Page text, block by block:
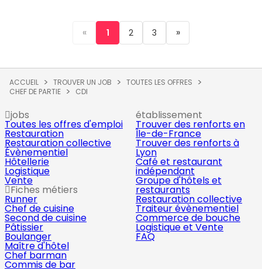
« 1 2 3 »
ACCUEIL TROUVER UN JOB
TOUTES LES OFFRES
CHEF DE PARTIE
CDI
jobs
Toutes les offres d'emploi
Restauration
Restauration collective
Évènementiel
Hôtellerie
Logistique
Vente
Fiches métiers
Runner
Chef de cuisine
Second de cuisine
Pâtissier
Boulanger
Maître d'hôtel
Chef barman
Commis de bar
établissement
Trouver des renforts en
Île-de-France
Trouver des renforts à
Lyon
Café et restaurant
indépendant
Groupe d'hôtels et
restaurants
Restauration collective
Traiteur évènementiel
Commerce de bouche
Logistique et Vente
FAQ